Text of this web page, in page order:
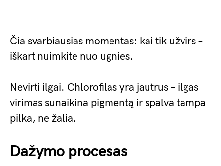
Čia svarbiausias momentas: kai tik užvirs –
iškart nuimkite nuo ugnies.
Nevirti ilgai. Chlorofilas yra jautrus – ilgas
virimas sunaikina pigmentą ir spalva tampa
pilka, ne žalia.
Dažymo procesas